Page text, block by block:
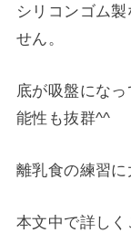
シリコンゴム
せん。
底が吸盤にな
能性も抜群^^
離乳食の練習に
本文中で詳しく